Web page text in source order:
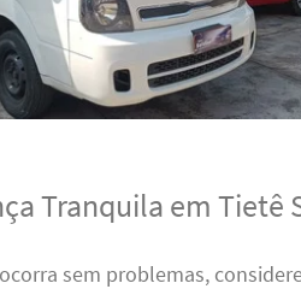
Tranquila em Tietê
sem problemas,